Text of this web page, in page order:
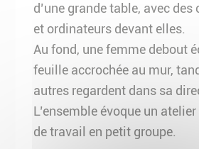
d’une grande table, avec
et ordinateurs devant elles.
Au fond, une femme debout
feuille accrochée au mur,
autres regardent dans sa
L’ensemble évoque un
de travail en petit groupe.